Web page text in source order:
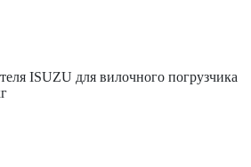
ISUZU для вилочного погрузчика